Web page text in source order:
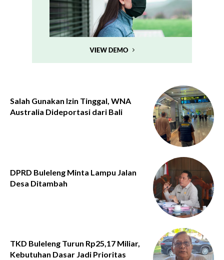
Salah Gunakan Izin Tinggal, WNA
Australia Dideportasi dari Bali
DPRD Buleleng Minta Lampu Jalan
Desa Ditambah
TKD Buleleng Turun Rp25,17 Miliar,
Kebutuhan Dasar Jadi Prioritas